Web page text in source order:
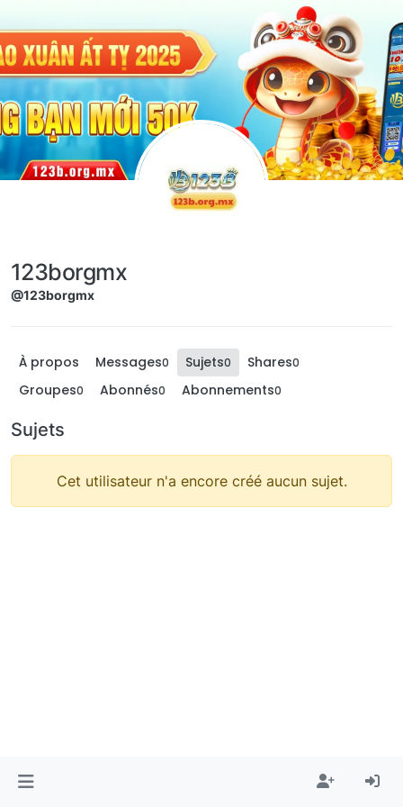
123borgmx
@123borgmx
À propos Messages0 Sujets0 Shares0
Groupes0 Abonnés0 Abonnements0
Sujets
Cet utilisateur n'a encore créé aucun sujet.